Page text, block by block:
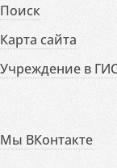
Поиск
Карта сайта
Учреждение в
Мы ВКонтакте